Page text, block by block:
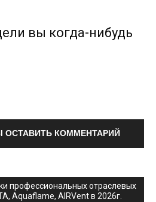
вы когда-нибудь
ОСТАВИТЬ КОММЕНТАРИЙ
профессиональных отраслевых
Aquaflame, AIRVent в 2026г.